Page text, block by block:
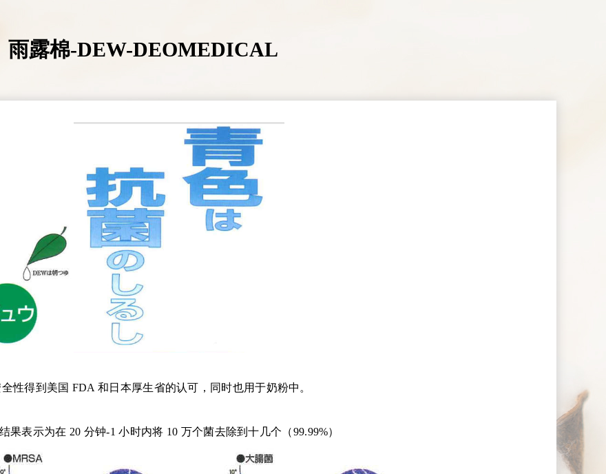
雨露棉-DEW-DEOMEDICAL
性得到美国 FDA 和日本厚生省的认可，同时也用于奶粉中。
表示为在 20 分钟-1 小时内将 10 万个菌去除到十几个（99.99%）